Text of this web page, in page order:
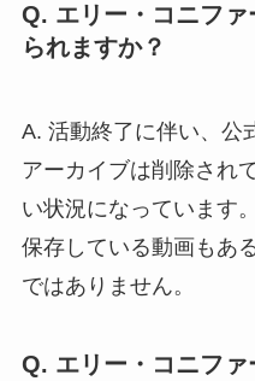
Q. エリー・コニフ
られますか？
A. 活動終了に伴い、公
アーカイブは削除され
い状況になっています
保存している動画もあ
ではありません。
Q. エリー・コニファ